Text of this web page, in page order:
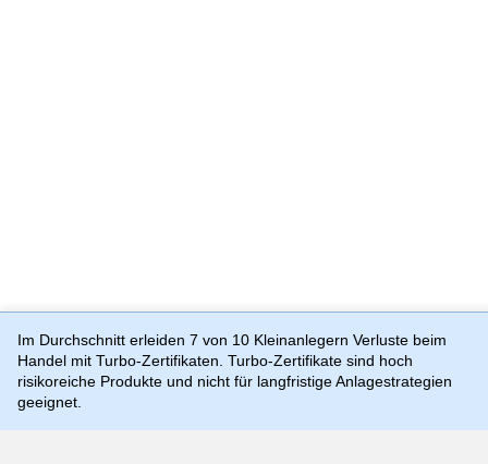
Preis-, Kurs- und Kennzahlenangaben können zeitverzögert
Im Durchschnitt erleiden 7 von 10 Kleinanlegern Verluste beim
Handel mit Turbo-Zertifikaten. Turbo-Zertifikate sind hoch
risikoreiche Produkte und nicht für langfristige Anlagestrategien
geeignet.